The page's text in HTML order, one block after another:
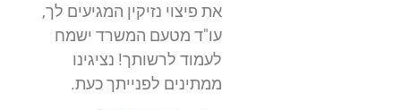
את פיצוי נזיקין המגיעים לך,
עו"ד מטעם המשרד ישמח
לעמוד לרשותך! נציגינו
ממתינים לפנייתך כעת.